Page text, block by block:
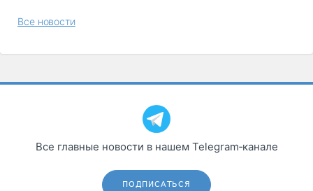
Все новости
Все главные новости в нашем Telegram‑канале
ПОДПИСАТЬСЯ